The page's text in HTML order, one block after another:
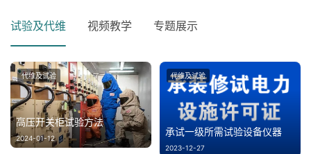
试验及代维 视频教学 专题展示
高压开关柜试验方法
2024-01-12
代维及试验
承试一级所需试验设备仪器
2023-12-27
代维及试验